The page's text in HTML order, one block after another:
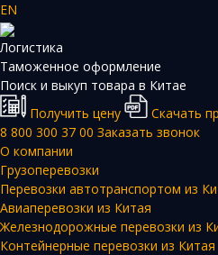
EN
Логистика
Таможенное оформление
Поиск и выкуп товара в Китае
Получить цену
Скачать
8 800 300 37 00 Заказать звонок
О компании
Грузоперевозки
Перевозки автотранспортом из
Авиаперевозки из Китая
Железнодорожные перевозки из
Контейнерные перевозки из Китая